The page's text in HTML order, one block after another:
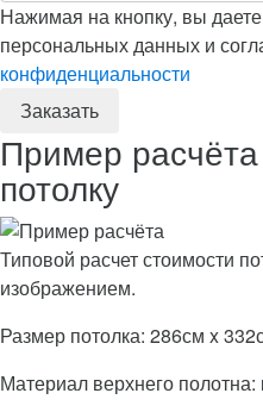
Нажимая на кнопку, вы
персональных данных и
конфиденциальности
Пример
потолку
Типовой расчет стоимости
изображением.
Размер потолка: 286см x
Материал верхнего